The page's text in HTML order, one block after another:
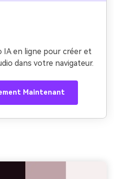
IA en ligne pour créer et
dans votre navigateur.
Maintenant